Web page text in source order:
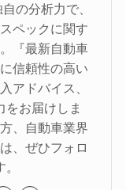
の分析力で、
ペックに関す
『最新自動車
信頼性の高い
アドバイス、
お届けしま
、自動車業界
、ぜひフォロ